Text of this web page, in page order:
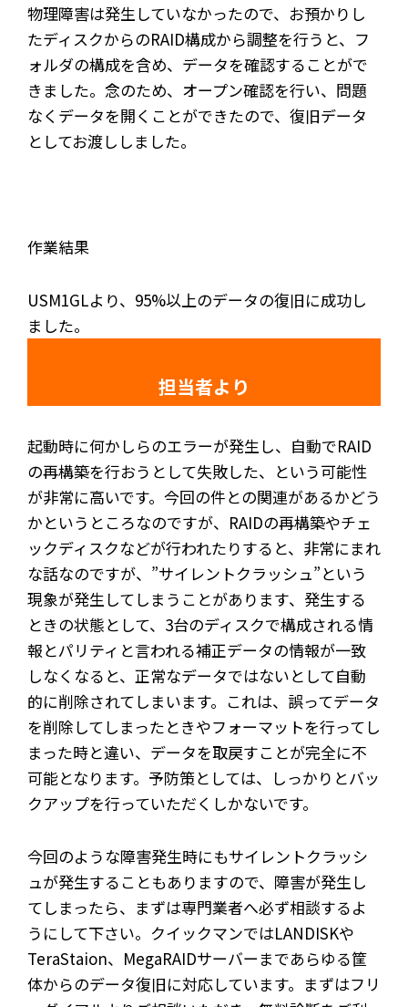
物理障害は発生していなかったので、お預かりし
たディスクからのRAID構成から調整を行うと、フ
ォルダの構成を含め、データを確認することがで
きました。念のため、オープン確認を行い、問題
なくデータを開くことができたので、復旧データ
としてお渡ししました。
作業結果
USM1GLより、95%以上のデータの復旧に成功し
ました。
担当者より
起動時に何かしらのエラーが発生し、自動でRAID
の再構築を行おうとして失敗した、という可能性
が非常に高いです。今回の件との関連があるかどう
かというところなのですが、RAIDの再構築やチェ
ックディスクなどが行われたりすると、非常にまれ
な話なのですが、”サイレントクラッシュ”という
現象が発生してしまうことがあります、発生する
ときの状態として、3台のディスクで構成される情
報とパリティと言われる補正データの情報が一致
しなくなると、正常なデータではないとして自動
的に削除されてしまいます。これは、誤ってデータ
を削除してしまったときやフォーマットを行ってし
まった時と違い、データを取戻すことが完全に不
可能となります。予防策としては、しっかりとバッ
クアップを行っていただくしかないです。
今回のような障害発生時にもサイレントクラッシ
ュが発生することもありますので、障害が発生し
てしまったら、まずは専門業者へ必ず相談するよ
うにして下さい。クイックマンではLANDISKや
TeraStaion、MegaRAIDサーバーまであらゆる筐
体からのデータ復旧に対応しています。まずはフリ